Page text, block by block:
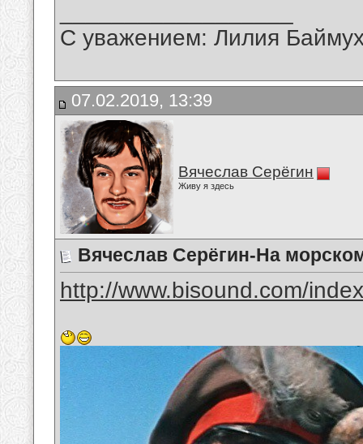
С уважением: Лилия
07.02.2019, 13:39
Вячеслав Серёгин
Живу я здесь
Вячеслав Серёгин-На
http://www.bisound.com/